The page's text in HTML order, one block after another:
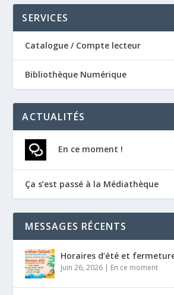
SERVICES
Catalogue / Compte lecteur
Bibliothèque Numérique
ACTUALITÉS
En ce moment !
Ça s’est passé à la Médiathèque
MESSAGES RÉCENTS
Horaires d’été et
Juin 26, 2026 | En ce moment